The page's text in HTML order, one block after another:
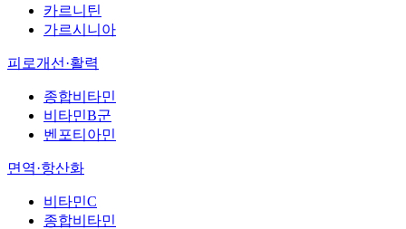
카르니틴
가르시니아
피로개선·활력
종합비타민
비타민B군
벤포티아민
면역·항산화
비타민C
종합비타민